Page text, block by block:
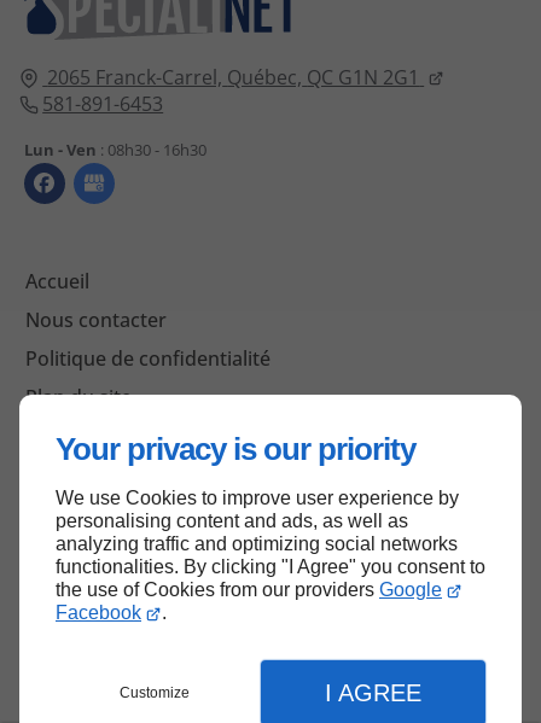
Your privacy is our priority
We use Cookies to improve user experience by
personalising content and ads, as well as
analyzing traffic and optimizing social networks
functionalities. By clicking "I Agree" you consent to
the use of Cookies from our providers Google
Facebook
.
Customize I AGREE
2065 Franck-Carrel, Québec, QC G1N 2G1
581-891-6453
Lun - Ven : 08h30 - 16h30
Accueil
Nous contacter
Politique de confidentialité
Plan du site
Haut de page